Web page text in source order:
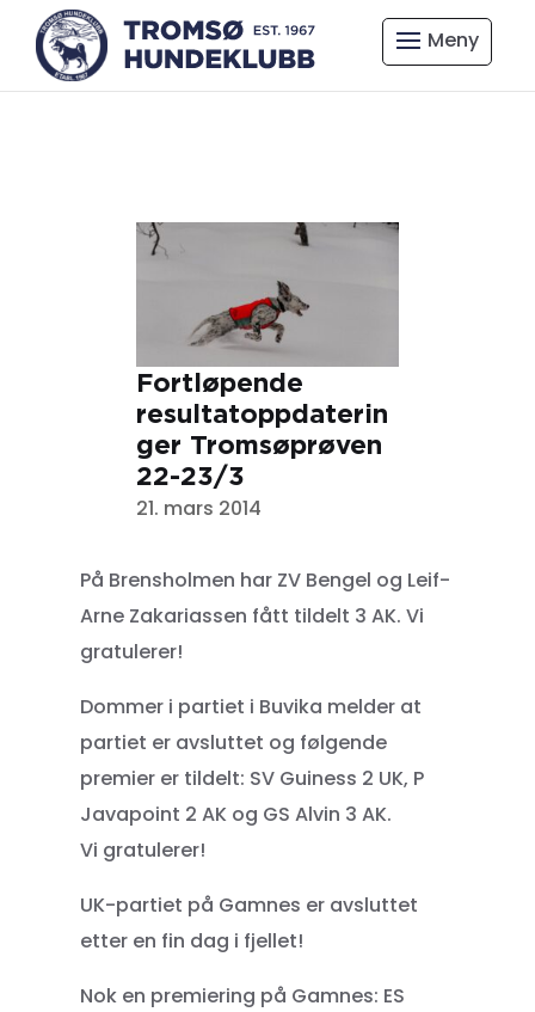
Fortløpende
resultatoppdaterin
ger Tromsøprøven
22-23/3
21. mars 2014
På Brensholmen har ZV Bengel og Leif-
Arne Zakariassen fått tildelt 3 AK. Vi
gratulerer!
Dommer i partiet i Buvika melder at
partiet er avsluttet og følgende
premier er tildelt: SV Guiness 2 UK, P
Javapoint 2 AK og GS Alvin 3 AK.
Vi gratulerer!
UK-partiet på Gamnes er avsluttet
etter en fin dag i fjellet!
Nok en premiering på Gamnes: ES